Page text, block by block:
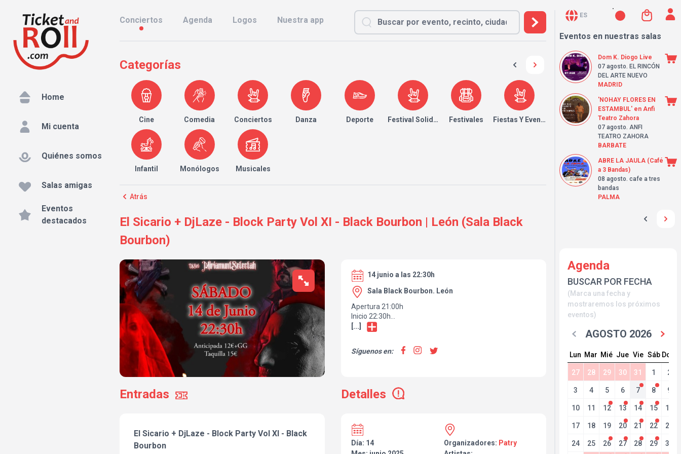
Home
Mi cuenta
Quiénes somos
Salas amigas
Eventos
destacados
Conciertos Agenda Logos Nuestra app
Categorías
Cine Comedia Conciertos Danza Deporte Festival Solidario Festivales Fiestas Y Eventos
Infantil Monólogos Musicales
Atrás
El Sicario + DjLaze - Block Party Vol XI - Black Bourbon | León (Sala Black
Bourbon)
14 junio a las 22:30h
Sala Black Bourbon. León
Apertura 21:00h
Inicio 22:30h
Anticipada 12€
Estilo: Hip Hop, Rap
Orígen: Málaga y León
Fieston volvemos a la Carga Familia.
🔥 El Nivel de este Balrog de Fuego en Directo está al
Alcance de Muy pocos !! 🔥
[...]
Síguenos en:
Entradas Detalles
El Sicario + DjLaze - Block Party Vol XI - Black
Bourbon
Día: 14
Organizadores: Patry
ES
Eventos en nuestras salas
Dom K. Diogo Live
07 agosto. EL RINCÓN
DEL ARTE NUEVO
MADRID
'NOHAY FLORES EN
ESTAMBUL' en Anfi
Teatro Zahora
07 agosto. ANFI
TEATRO ZAHORA
BARBATE
ABRE LA JAULA (Café
a 3 Bandas)
08 agosto. cafe a tres
bandas
PALMA
Agenda
BUSCAR POR FECHA
(Marca una fecha y
mostraremos los próximos
eventos)
AGOSTO 2026
Lun Mar Mié Jue Vie Sáb Dom
27 28 29 30 31 1 2
3 4 5 6 7 8 9
10 11 12 13 14 15 16
17 18 19 20 21 22 23
24 25 26 27 28 29 30